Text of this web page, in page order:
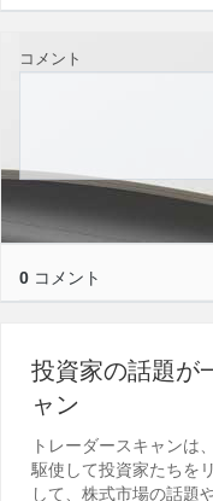
コメント
0 コメント
投資家の話題が
ャン
トレーダースキャンは
駆使して投資家たちを
して、株式市場の話題